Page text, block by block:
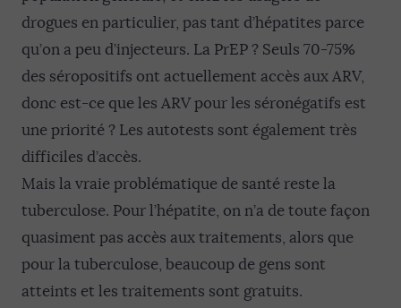
drogues en particulier, pas tant d’hépatites parce
qu’on a peu d’injecteurs. La PrEP ? Seuls 70-75%
des séropositifs ont actuellement accès aux ARV,
donc est-ce que les ARV pour les séronégatifs est
une priorité ? Les autotests sont également très
difficiles d’accès.
Mais la vraie problématique de santé reste la
tuberculose. Pour l’hépatite, on n’a de toute façon
quasiment pas accès aux traitements, alors que
pour la tuberculose, beaucoup de gens sont
atteints et les traitements sont gratuits.